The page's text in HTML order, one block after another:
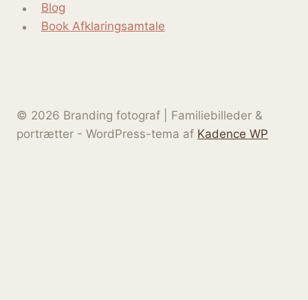
Blog
Book Afklaringsamtale
© 2026 Branding fotograf | Familiebilleder &
portrætter - WordPress-tema af Kadence WP